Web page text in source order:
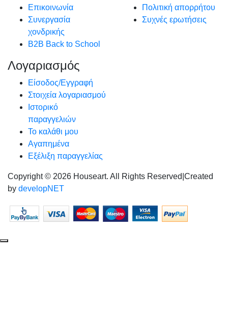
Επικοινωνία
Συνεργασία
χονδρικής
B2B Back to School
Πολιτική απορρήτου
Συχνές ερωτήσεις
Λογαριασμός
Είσοδος/Εγγραφή
Στοιχεία λογαριασμού
Ιστορικό
παραγγελιών
Το καλάθι μου
Αγαπημένα
Εξέλιξη παραγγελίας
Copyright © 2026 Houseart. All Rights Reserved Created
by developNET